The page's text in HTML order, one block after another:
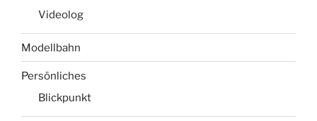
Videolog
Modellbahn
Persönliches
Blickpunkt